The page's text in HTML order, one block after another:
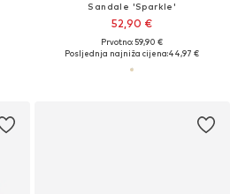
Sandale 'Sparkle'
52,90 €
Prvotno: 59,90 €
Posljednja najniža cijena:44,97 €